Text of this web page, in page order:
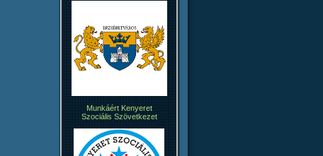
Munkáért Kenyeret
Szociális Szövetkezet